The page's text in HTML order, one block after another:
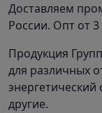
Доставляем
России. Опт от
Продукция
для различных
энергетический
другие.